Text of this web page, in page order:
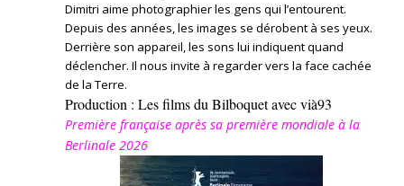
Dimitri aime photographier les gens qui l’entourent.
Depuis des années, les images se dérobent à ses yeux.
Derrière son appareil, les sons lui indiquent quand
déclencher. Il nous invite à regarder vers la face cachée
de la Terre.
Production : Les films du Bilboquet avec vià93
Première française après sa première mondiale à la
Berlinale 2026